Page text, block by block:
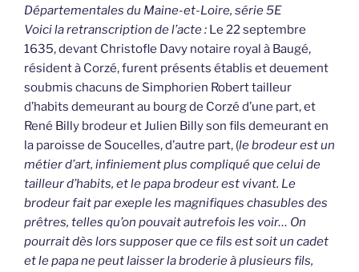
Départementales du Maine-et-Loire, série 5E
Voici la retranscription de l’acte : Le 22 septembre
1635, devant Christofle Davy notaire royal à Baugé,
résident à Corzé, furent présents établis et deuement
soubmis chacuns de Simphorien Robert tailleur
d’habits demeurant au bourg de Corzé d’une part, et
René Billy brodeur et Julien Billy son fils demeurant en
la paroisse de Soucelles, d’autre part, (le brodeur est un
métier d’art, infiniement plus compliqué que celui de
tailleur d’habits, et le papa brodeur est vivant. Le
brodeur fait par exeple les magnifiques chasubles des
prêtres, telles qu’on pouvait autrefois les voir… On
pourrait dès lors supposer que ce fils est soit un cadet
et le papa ne peut laisser la broderie à plusieurs fils,